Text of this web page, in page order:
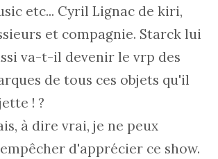
etc... Cyril Lignac de kiri,
et compagnie. Starck lui
va-t-il devenir le vrp des
de tous ces objets qu'il
! ?
à dire vrai, je ne peux
d'apprécier ce show.